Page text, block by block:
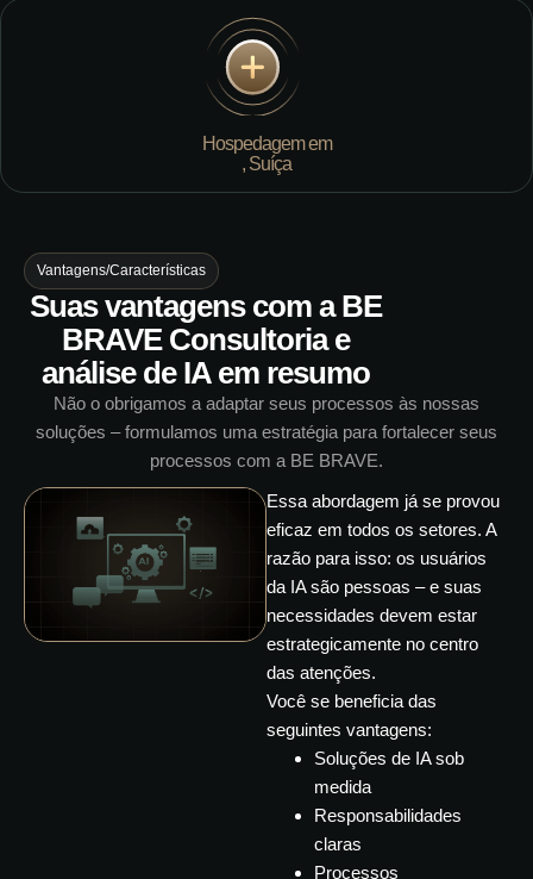
Hospedagem em
, Suíça
Vantagens/Características
Suas vantagens com a BE
BRAVE Consultoria e
análise de IA em resumo
Não o obrigamos a adaptar seus processos às nossas
soluções – formulamos uma estratégia para fortalecer seus
processos com a BE BRAVE.
Essa abordagem já se provou
eficaz em todos os setores. A
razão para isso: os usuários
da IA são pessoas – e suas
necessidades devem estar
estrategicamente no centro
das atenções.
Você se beneficia das
seguintes vantagens:
Soluções de IA sob
medida
Responsabilidades
claras
Processos